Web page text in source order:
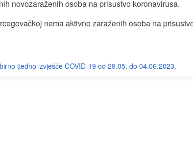
novozaraženih osoba na prisustvo koronavirusa.
nema aktivno zaraženih osoba na
tjedno izvješće COVID-19 od 29.05. do 04.06.2023.